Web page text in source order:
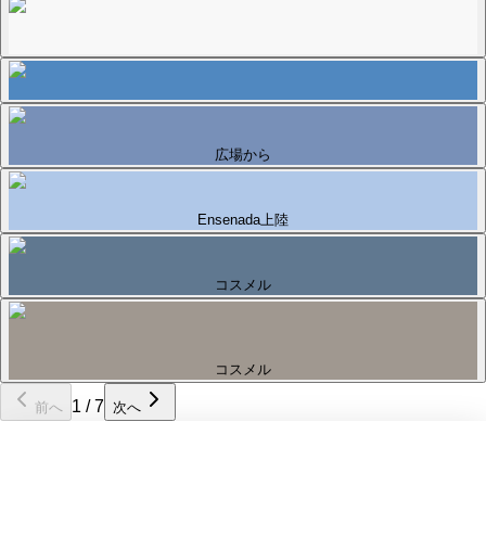
広場から
Ensenada上陸
コスメル
コスメル
前へ 1 /7 次へ